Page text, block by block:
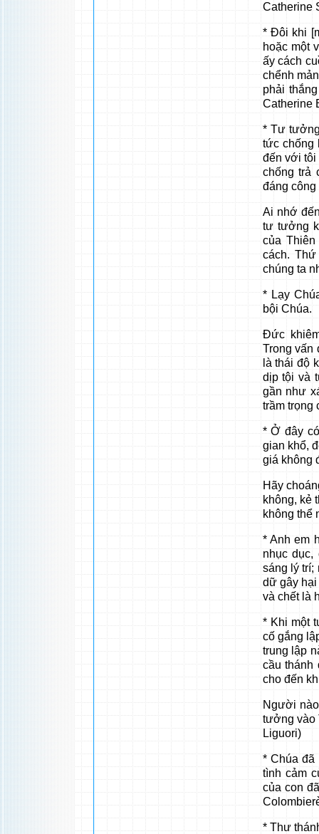
Catherine
* Đôi khi
hoặc một
ấy cách
chểnh
phải
Catherine
* Tư
tức chống
đến với tôi
chống trả
đáng
Ai nhớ
tư tưởng
của
cách.
chúng ta
* Lạy
bội Chúa.
Đức
Trong vấn
là thái độ
dịp tội và
gần như
trầm trọng
* Ở đây
gian khổ,
giá không
Hãy
không, kẻ
không thể
* Anh em
nhục
sáng lý trí;
dữ gây hại
và chết là
* Khi một
cố gắng
trung lập
cầu thánh
cho đến
Người
tưởng vào
Liguori)
* Chúa đã
tình cảm
của con
* Thư